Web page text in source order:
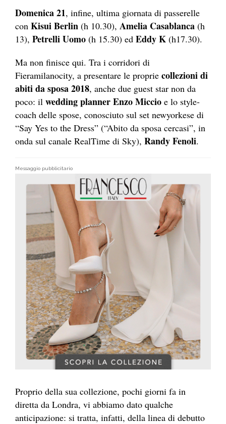
Domenica 21, infine, ultima giornata di passerelle
con Kisui Berlin (h 10.30), Amelia Casablanca (h
13), Petrelli Uomo (h 15.30) ed Eddy K (h17.30).
Ma non finisce qui. Tra i corridori di
Fieramilanocity, a presentare le proprie collezioni di
abiti da sposa 2018, anche due guest star non da
poco: il wedding planner Enzo Miccio e lo style-
coach delle spose, conosciuto sul set newyorkese di
“Say Yes to the Dress” (“Abito da sposa cercasi”, in
onda sul canale RealTime di Sky), Randy Fenoli.
Messaggio pubblicitario
Proprio della sua collezione, pochi giorni fa in
diretta da Londra, vi abbiamo dato qualche
anticipazione: si tratta, infatti, della linea di debutto